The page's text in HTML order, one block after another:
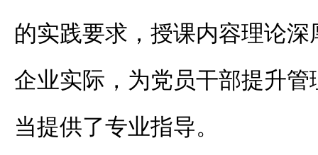
的实践要求，授课内容理论
企业实际，为党员干部提升
当提供了专业指导。